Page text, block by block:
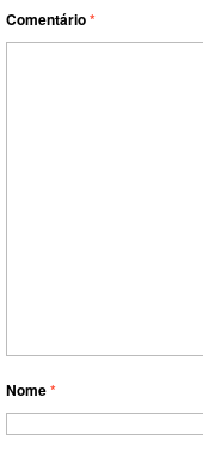
Comentário*
Nome*